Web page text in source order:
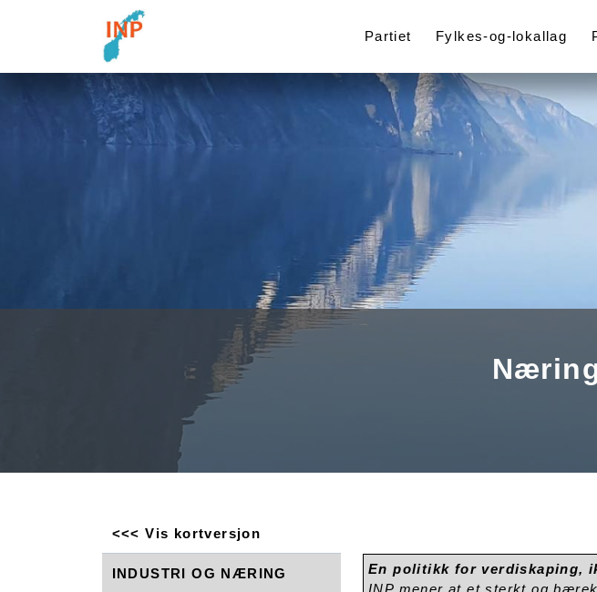
Partiet Fylkes-og-lokallag
En politikk for verdiskaping,
INP mener at et sterkt og
<<< Vis kortversjon
INDUSTRI OG NÆRING